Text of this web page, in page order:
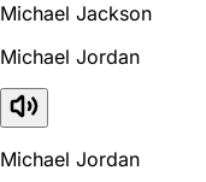
Michael Jackson
Michael Jordan
Michael Jordan